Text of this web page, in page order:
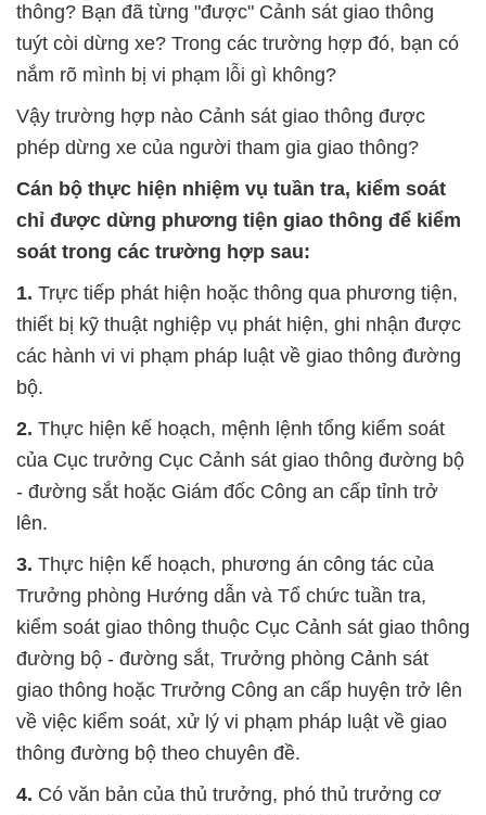
thông? Bạn đã từng "được" Cảnh sát giao thông
tuýt còi dừng xe? Trong các trường hợp đó, bạn có
nắm rõ mình bị vi phạm lỗi gì không?
Vậy trường hợp nào Cảnh sát giao thông được
phép dừng xe của người tham gia giao thông?
Cán bộ thực hiện nhiệm vụ tuần tra, kiểm soát
chỉ được dừng phương tiện giao thông để kiểm
soát trong các trường hợp sau:
1. Trực tiếp phát hiện hoặc thông qua phương tiện,
thiết bị kỹ thuật nghiệp vụ phát hiện, ghi nhận được
các hành vi vi phạm pháp luật về giao thông đường
bộ.
2. Thực hiện kế hoạch, mệnh lệnh tổng kiểm soát
của Cục trưởng Cục Cảnh sát giao thông đường bộ
- đường sắt hoặc Giám đốc Công an cấp tỉnh trở
lên.
3. Thực hiện kế hoạch, phương án công tác của
Trưởng phòng Hướng dẫn và Tổ chức tuần tra,
kiểm soát giao thông thuộc Cục Cảnh sát giao thông
đường bộ - đường sắt, Trưởng phòng Cảnh sát
giao thông hoặc Trưởng Công an cấp huyện trở lên
về việc kiểm soát, xử lý vi phạm pháp luật về giao
thông đường bộ theo chuyên đề.
4. Có văn bản của thủ trưởng, phó thủ trưởng cơ